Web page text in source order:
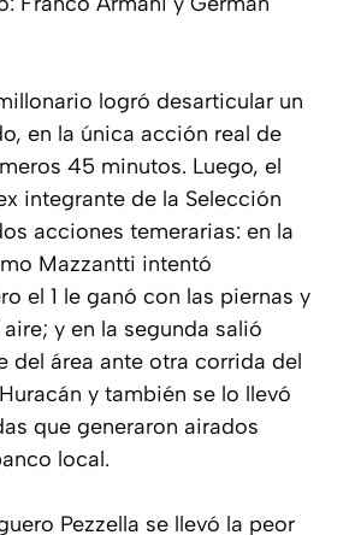
logró desarticular un
en la única acción real de
45 minutos. Luego, el
integrante de la Selección
acciones temerarias: en la
Mazzantti intentó
el 1 le ganó con las piernas y
y en la segunda salió
del área ante otra corrida del
y también se lo llevó
que generaron airados
local.
Pezzella se llevó la peor